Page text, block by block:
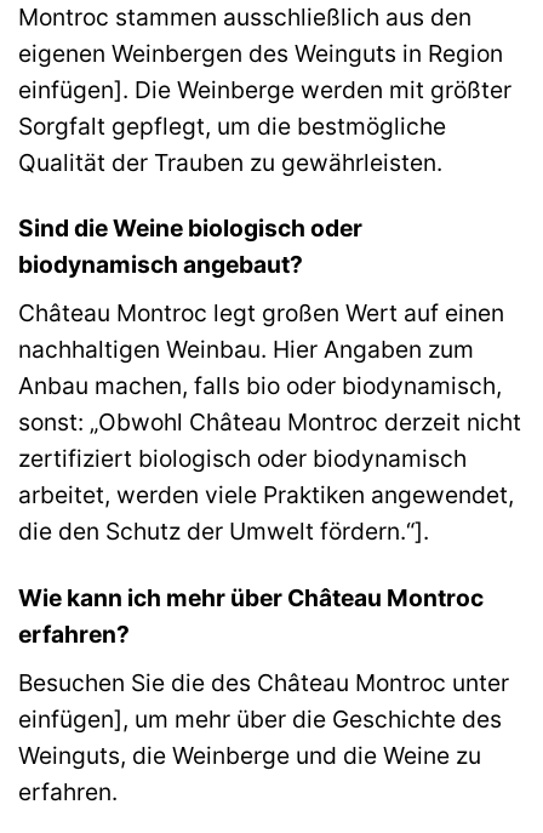
Montroc stammen ausschließlich aus den
eigenen Weinbergen des Weinguts in Region
einfügen]. Die Weinberge werden mit größter
Sorgfalt gepflegt, um die bestmögliche
Qualität der Trauben zu gewährleisten.
Sind die Weine biologisch oder
biodynamisch angebaut?
Château Montroc legt großen Wert auf einen
nachhaltigen Weinbau. Hier Angaben zum
Anbau machen, falls bio oder biodynamisch,
sonst: „Obwohl Château Montroc derzeit nicht
zertifiziert biologisch oder biodynamisch
arbeitet, werden viele Praktiken angewendet,
die den Schutz der Umwelt fördern.“].
Wie kann ich mehr über Château Montroc
erfahren?
Besuchen Sie die des Château Montroc unter
einfügen], um mehr über die Geschichte des
Weinguts, die Weinberge und die Weine zu
erfahren.